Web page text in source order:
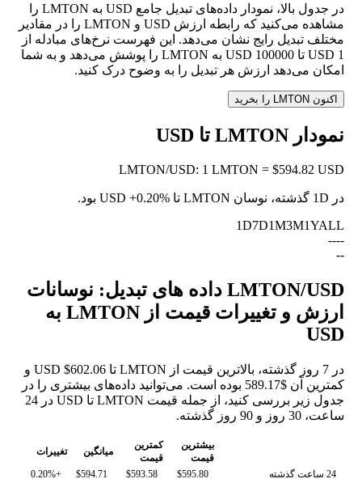
در جدول بالا، نمودار داده‌های تبدیل جامع USD به LMTON را
مشاهده می‌کنید که رابطه ارزش USD و LMTON را در مقادیر
مختلف تبدیل رایج نشان می‌دهد. این فهرست نرخ‌های مبادله از
1 USD تا 100000 USD به LMTON را پوشش می‌دهد و به شما
امکان می‌دهد ارزش هر تبدیل را به وضوح درک کنید.
اکنون LMTON را بخرید
نمودار LMTON تا USD
LMTON/USD: 1 LMTON = $594.82 USD
در 1D گذشته، نوسان LMTON تا USD +0.20%
بود.
1D7D1M3M1YALL
--
--
--
LMTON/USD داده های تبدیل: نوسانات
ارزش و تغییرات قیمت از LMTON به
USD
در 7 روز گذشته، بالاترین قیمت از LMTON تا USD $602.06 و
کمترین آن $589.17 بوده است. می‌توانید داده‌های بیشتری را در
جدول زیر بررسی کنید، از جمله قیمت LMTON تا USD در 24
ساعت، 30 روز و 90 روز گذشته.
بیشترین
قیمت
کمترین
قیمت
میانگین
تغییرات
24 ساعت گذشته
$595.80
$593.58
$594.71
+0.20%